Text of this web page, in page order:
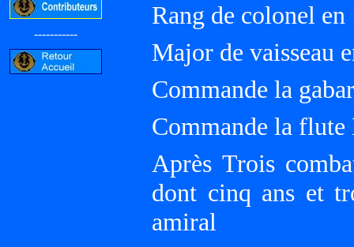
-----------
Rang de colonel en
Major de vaisseau
Commande la
Commande la
Après Trois
dont cinq ans et
amiral